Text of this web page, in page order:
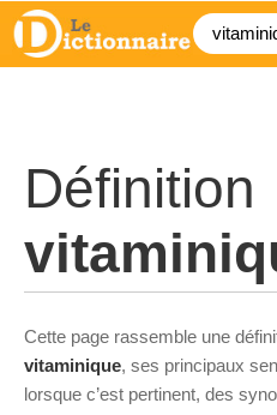
Définition
Cette page rassemble une
vitaminique, ses principaux
lorsque c’est pertinent, des